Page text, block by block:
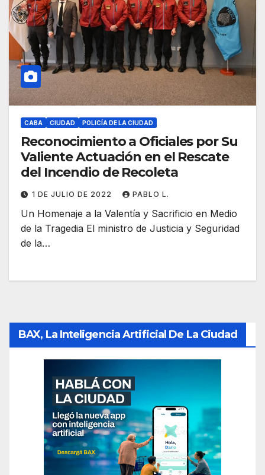
CABA CIUDAD POLICÍA DE LA CIUDAD
Reconocimiento a Oficiales por Su
Valiente Actuación en el Rescate
del Incendio de Recoleta
1 DE JULIO DE 2022 PABLO L.
Un Homenaje a la Valentía y Sacrificio en Medio
de la Tragedia El ministro de Justicia y Seguridad
de la…
BAX, La Inteligencia Artificial De La Ciudad